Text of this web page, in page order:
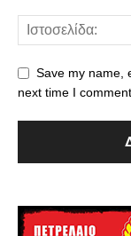
Save my name,
next time I comment.